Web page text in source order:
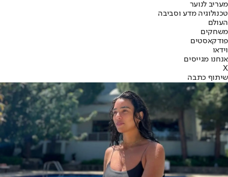
מעריב לנוער
טכנולוגיה מדע וסביבה
העולם
משחקים
פודקאסטים
וידאו
אנחנו מגייסים
X
שיתוף כתבה